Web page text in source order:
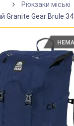
Рюкзаки міські
Granite Gear Brule